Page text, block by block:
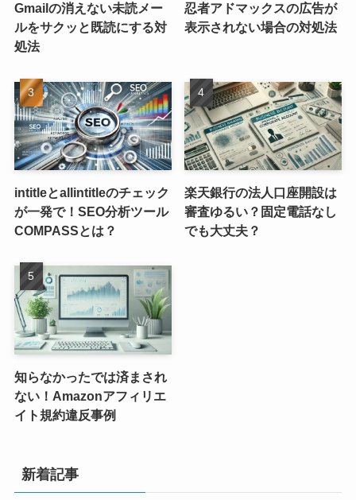
Gmailの消えない未読メー
ルをサクッと既読にする対
処法
忍者アドマックスの広告が
表示されない場合の対処法
intitleとallintitleのチェック
が一発で！SEO分析ツール
COMPASSとは？
楽天銀行の法人口座開設は
審査ゆるい？固定電話なし
でも大丈夫？
知らなかったでは済まされ
ない！Amazonアフィリエ
イト規約違反事例
新着記事